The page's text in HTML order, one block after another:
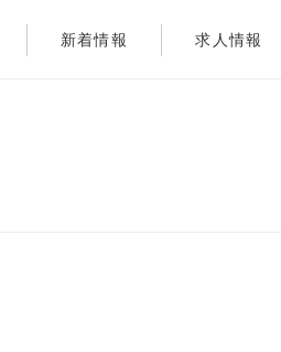
新着情報 求人情報